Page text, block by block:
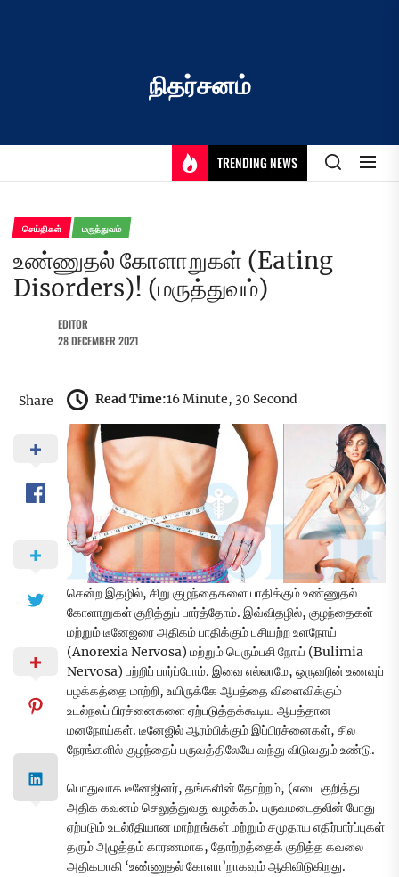
நிதர்சனம்
TRENDING NEWS
செய்திகள் மருத்துவம்
உண்ணுதல் கோளாறுகள் (Eating
Disorders)! (மருத்துவம்)
EDITOR
28 DECEMBER 2021
Share Read Time:16 Minute, 30 Second
சென்ற இதழில், சிறு குழந்தைகளை பாதிக்கும் உண்ணுதல்
கோளாறுகள் குறித்துப் பார்த்தோம். இவ்விதழில், குழந்தைகள்
மற்றும் டீனேஜரை அதிகம் பாதிக்கும் பசியற்ற உளநோய்
(Anorexia Nervosa) மற்றும் பெரும்பசி நோய் (Bulimia
Nervosa) பற்றிப் பார்ப்போம். இவை எல்லாமே, ஒருவரின் உணவுப்
பழக்கத்தை மாற்றி, உயிருக்கே ஆபத்தை விளைவிக்கும்
உடல்நலப் பிரச்னைகளை ஏற்படுத்தக்கூடிய ஆபத்தான
மனநோய்கள். டீனேஜில் ஆரம்பிக்கும் இப்பிரச்னைகள், சில
நேரங்களில் குழந்தைப் பருவத்திலேயே வந்து விடுவதும் உண்டு.
பொதுவாக டீனேஜினர், தங்களின் தோற்றம், (எடை குறித்து
அதிக கவனம் செலுத்துவது வழக்கம். பருவமடைதலின் போது
ஏற்படும் உடல்ரீதியான மாற்றங்கள் மற்றும் சமுதாய எதிர்பார்ப்புகள்
தரும் அழுத்தம் காரணமாக, தோற்றத்தைக் குறித்த கவலை
அதிகமாகி ‘உண்ணுதல் கோளா’றாகவும் ஆகிவிடுகிறது.